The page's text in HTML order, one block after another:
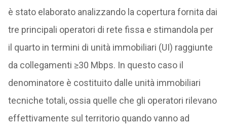
è stato elaborato analizzando la copertura fornita dai
tre principali operatori di rete fissa e stimandola per
il quarto in termini di unità immobiliari (UI) raggiunte
da collegamenti ≥30 Mbps. In questo caso il
denominatore è costituito dalle unità immobiliari
tecniche totali, ossia quelle che gli operatori rilevano
effettivamente sul territorio quando vanno ad